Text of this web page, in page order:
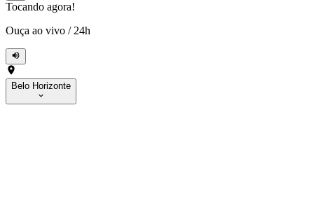
Tocando agora!
Ouça ao vivo / 24h
Belo Horizonte